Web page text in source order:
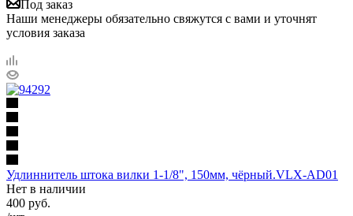
Под заказ
Наши менеджеры обязательно свяжутся с вами и уточнят
условия заказа
Удлиннитель штока вилки 1-1/8", 150мм, чёрный.VLX-AD01
Нет в наличии
400 руб.